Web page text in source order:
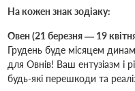
На кожен знак зодіаку:
Овен (21 березня — 19
Грудень буде місяцем
для Овнів! Ваш ентузіазм і
будь-які перешкоди та